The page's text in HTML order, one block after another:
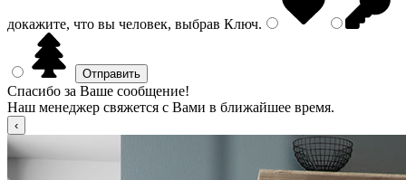
докажите, что вы человек, выбрав Ключ.
Спасибо за Ваше сообщение!
Наш менеджер свяжется с Вами в ближайшее время.